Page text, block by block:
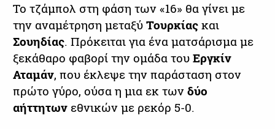
Το τζάμπολ στη φάση των «16» θα γίνει με
την αναμέτρηση μεταξύΤουρκίαςκαι
Σουηδίας. Πρόκειται για ένα ματσάρισμα με
ξεκάθαρο φαβορί την ομάδα τουΕργκίν
Αταμάν, που έκλεψε την παράσταση στον
πρώτο γύρο, ούσα η μια εκ τωνδύο
αήττητων εθνικών με ρεκόρ 5-0.